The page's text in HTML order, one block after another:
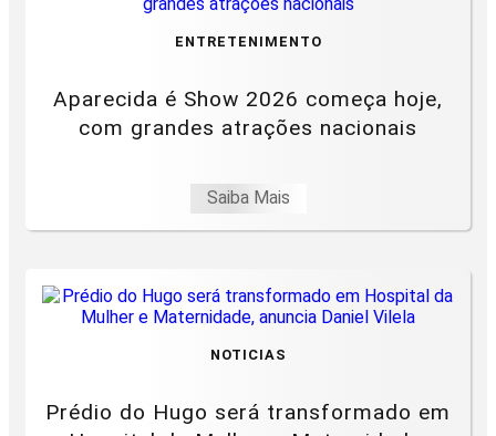
ENTRETENIMENTO
Aparecida é Show 2026 começa hoje,
com grandes atrações nacionais
Saiba Mais
NOTICIAS
Prédio do Hugo será transformado em